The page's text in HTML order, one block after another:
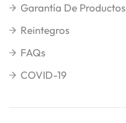
Garantía De Productos
Reintegros
FAQs
COVID-19